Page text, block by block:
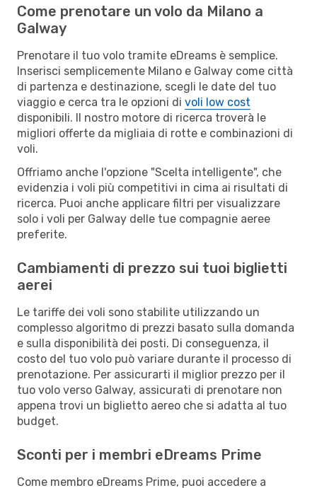
Come prenotare un volo da Milano a
Galway
Prenotare il tuo volo tramite eDreams è semplice.
Inserisci semplicemente Milano e Galway come città
di partenza e destinazione, scegli le date del tuo
viaggio e cerca tra le opzioni di voli low cost
disponibili. Il nostro motore di ricerca troverà le
migliori offerte da migliaia di rotte e combinazioni di
voli.
Offriamo anche l'opzione "Scelta intelligente", che
evidenzia i voli più competitivi in cima ai risultati di
ricerca. Puoi anche applicare filtri per visualizzare
solo i voli per Galway delle tue compagnie aeree
preferite.
Cambiamenti di prezzo sui tuoi biglietti
aerei
Le tariffe dei voli sono stabilite utilizzando un
complesso algoritmo di prezzi basato sulla domanda
e sulla disponibilità dei posti. Di conseguenza, il
costo del tuo volo può variare durante il processo di
prenotazione. Per assicurarti il miglior prezzo per il
tuo volo verso Galway, assicurati di prenotare non
appena trovi un biglietto aereo che si adatta al tuo
budget.
Sconti per i membri eDreams Prime
Come membro eDreams Prime, puoi accedere a